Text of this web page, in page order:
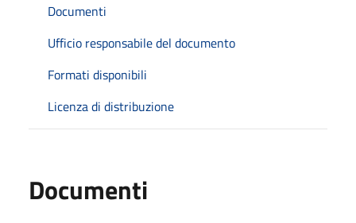
Documenti
Ufficio responsabile del documento
Formati disponibili
Licenza di distribuzione
Documenti